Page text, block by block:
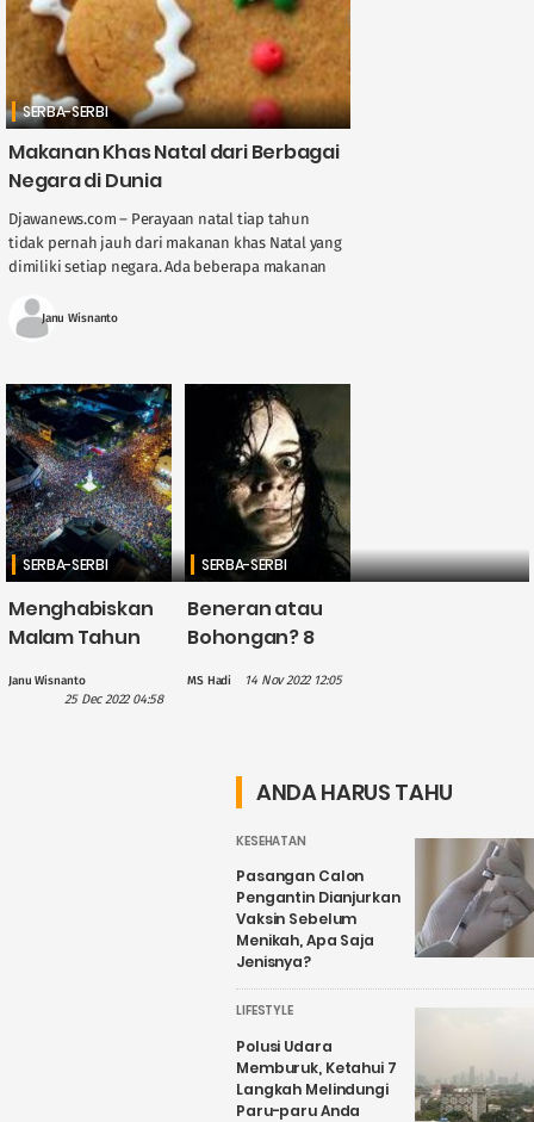
SERBA-SERBI
Makanan Khas Natal dari Berbagai
Negara di Dunia
Djawanews.com – Perayaan natal tiap tahun
tidak pernah jauh dari makanan khas Natal yang
dimiliki setiap negara. Ada beberapa makanan
Janu Wisnanto
SERBA-SERBI
Menghabiskan
Malam Tahun
Jogja, Kunjungi
Janu Wisnanto
25 Dec 2022 04:58
SERBA-SERBI
Beneran atau
Bohongan? 8
Sungguhan
MS Hadi 14 Nov 2022 12:05
ANDA HARUS TAHU
KESEHATAN
Pasangan Calon
Pengantin Dianjurkan
Vaksin Sebelum
Menikah, Apa Saja
Jenisnya?
LIFESTYLE
Polusi Udara
Memburuk, Ketahui 7
Langkah Melindungi
Paru-paru Anda